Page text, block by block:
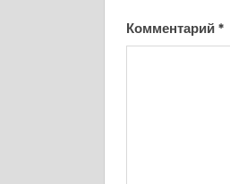
Комментарий *